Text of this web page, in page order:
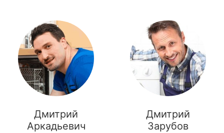
Дмитрий
Аркадьевич
Дмитрий
Зарубов